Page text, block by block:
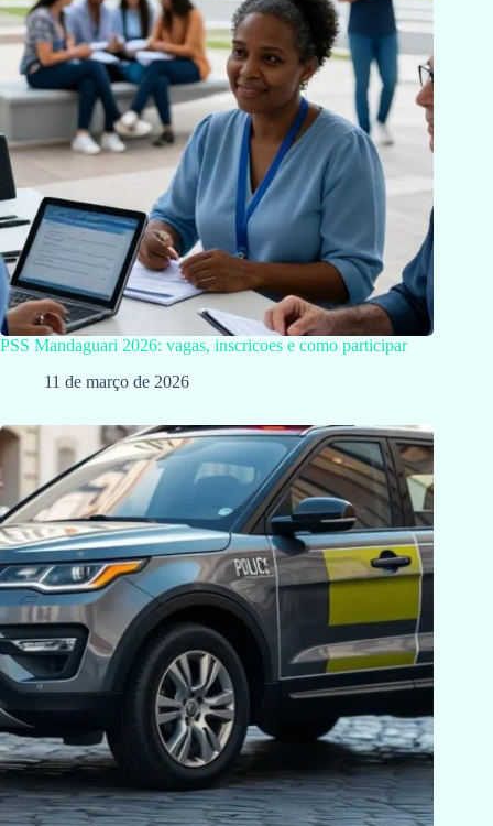
PSS Mandaguari 2026: vagas, inscricoes e como participar
11 de março de 2026